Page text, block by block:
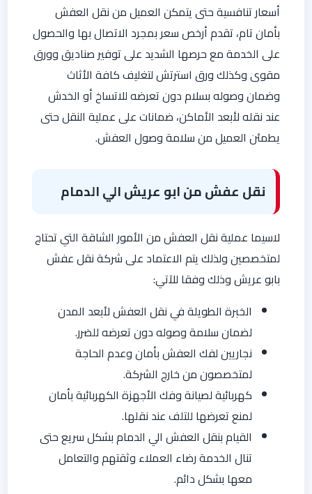
أسعار تنافسية حتى يتمكن العميل من نقل العفش
بأمان تام، تقدم أرخص سعر بمجرد الاتصال بها والحصول
على الخدمة مع حرصها الشديد على توفير صناديق وورق
مقوى وكذلك ورق استرتش لتغليف كافة الأثاث
وضمان وصوله بسلام دون تعرضه للاتساخ أو الخدش
عند نقله لأبعد الأماكن، ضمانات على عملية النقل حتى
يطمئن العميل من سلامة وصول العفش.
نقل عفش من ابو عريش الي الدمام
لاسيما عملية نقل العفش من الأمور الشاقة التي تحتاج
لمتخصصين ولذلك يتم الاعتماد على شركة نقل عفش
بابو عريش وذلك وفقا للآتي:
الخبرة الطويلة في نقل العفش لأبعد المدن
لضمان سلامة وصوله دون تعرضه للضرر.
نجاريين لفك العفش بأمان وعدم الحاجة
لمتخصصون من خارج الشركة.
كهربائية لصيانة وفك الأجهزة الكهربائية بأمان
لمنع تعرضها للتلف عند نقلها.
القيام بنقل العفش الي الدمام بشكل سريع حتى
تنال الخدمة رضاء العملاء وثقتهم والتعامل
معها بشكل دائم.